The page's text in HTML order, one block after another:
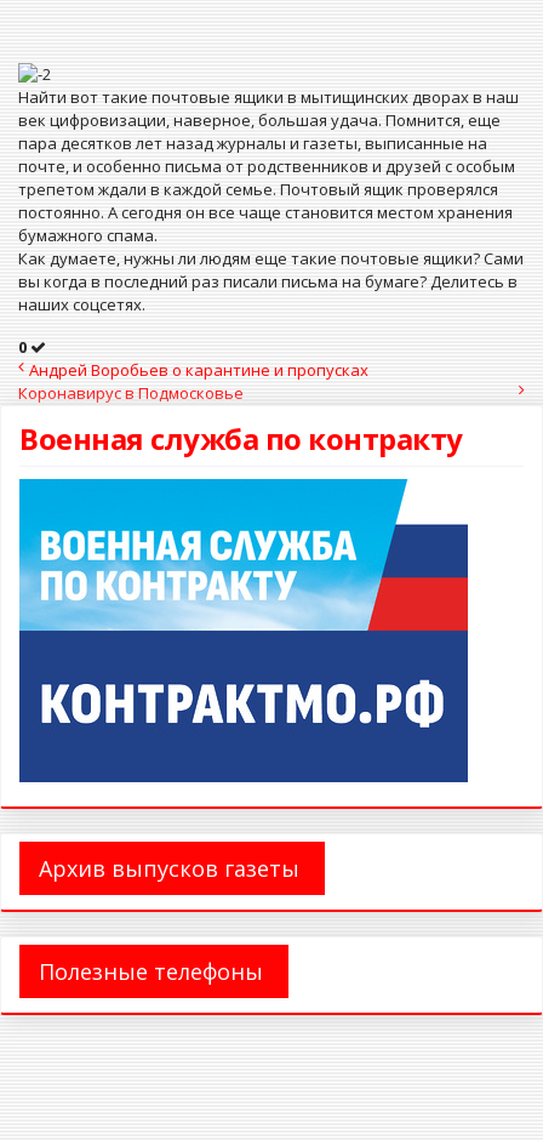
Найти вот такие почтовые ящики в мытищинских дворах в наш
век цифровизации, наверное, большая удача. Помнится, еще
пара десятков лет назад журналы и газеты, выписанные на
почте, и особенно письма от родственников и друзей с особым
трепетом ждали в каждой семье. Почтовый ящик проверялся
постоянно. А сегодня он все чаще становится местом хранения
бумажного спама.
Как думаете, нужны ли людям еще такие почтовые ящики? Сами
вы когда в последний раз писали письма на бумаге? Делитесь в
наших соцсетях.
0
Андрей Воробьев о карантине и пропусках
Коронавирус в Подмосковье
Военная служба по контракту
Архив выпусков газеты
Полезные телефоны